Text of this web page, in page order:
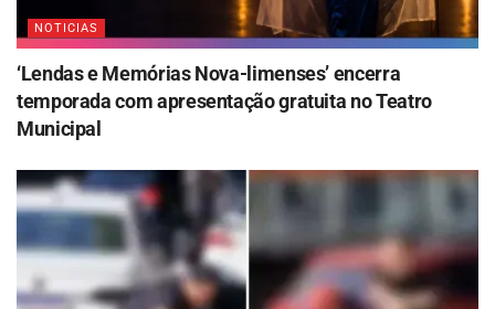
NOTICIAS
‘Lendas e Memórias Nova-limenses’ encerra
temporada com apresentação gratuita no Teatro
Municipal